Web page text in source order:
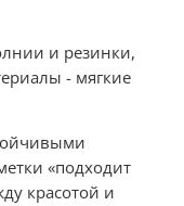
и резинки,
- мягкие
«подходит
красотой и